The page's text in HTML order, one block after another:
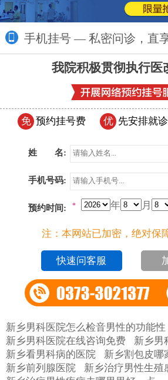
手机挂号 — 私密问诊，直
我院积极贯彻执行医
免 预约挂号费 优 先安排就诊
姓 名:
手机号码:
预约时间: 年 月
*
注：本网站已加密，绝对保
新乡男科医院怎么检音男性的功能性
新乡男科医院在线咨询免费
新乡男
新乡看男科病的医院
新乡割包皮哪
新乡前列腺医院
新乡治疗男性生殖